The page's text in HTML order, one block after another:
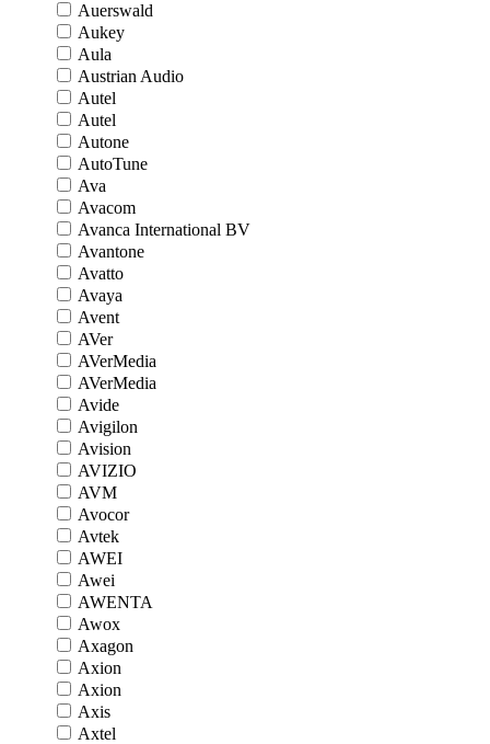
Auerswald
Aukey
Aula
Austrian Audio
Autel
Autel
Autone
AutoTune
Ava
Avacom
Avanca International BV
Avantone
Avatto
Avaya
Avent
AVer
AVerMedia
AVerMedia
Avide
Avigilon
Avision
AVIZIO
AVM
Avocor
Avtek
AWEI
Awei
AWENTA
Awox
Axagon
Axion
Axion
Axis
Axtel